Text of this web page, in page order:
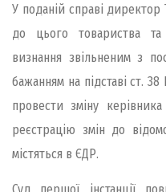
У поданій справі
до цього товариства
визнання звільненим з
бажанням на підставі ст.
провести зміну
реєстрацію змін до
містяться в ЄДР.